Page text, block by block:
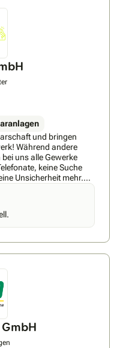
und realisieren Ihr
durchschnittlichen
wir zu den
Erstberatung vor Ort•
und Antragsabwicklung
Installation durch
– wir
und höchste
einen Meisterbetrieb,
Sanitär, Elektrik
von
und bringen
Während andere
uns alle Gewerke
keine Suche
Unsicherheit mehr.
macht – von der ersten
Haus verdient nur
PANGEA Fahrplan
So passt am Ende alles
mehr! Ob alles auf
schnell.